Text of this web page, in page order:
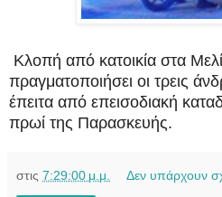
Κλοπή από κατοικία στα
πραγματοποιήσει οι τρεις
έπειτα από επεισοδιακή
πρωί της Παρασκευής.
στις 7:29:00 μ.μ. Δεν υπάρχουν